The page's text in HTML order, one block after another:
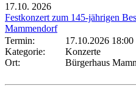
17.10. 2026
Festkonzert zum 145-jährigen
Mammendorf
Termin:
17.10.2026
Kategorie:
Konzerte
Ort:
Bürgerhaus